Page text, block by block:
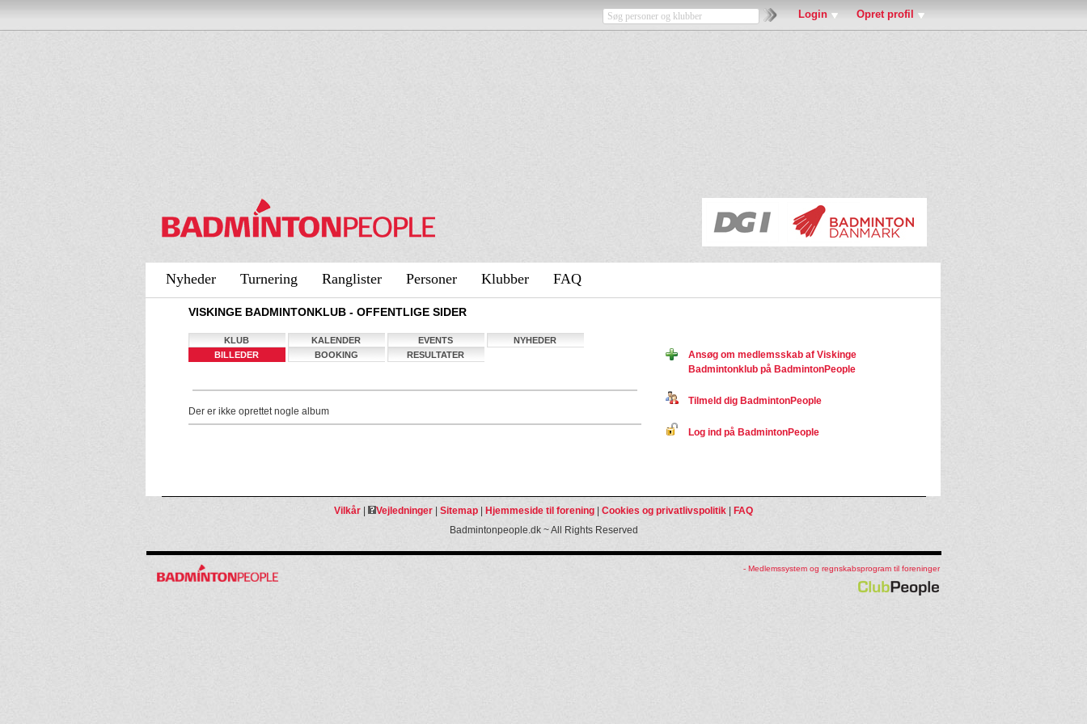
Login Opret profil
Nyheder Turnering Ranglister Personer Klubber FAQ
VISKINGE BADMINTONKLUB - OFFENTLIGE SIDER
KLUB KALENDER EVENTS
NYHEDER
BILLEDER
BOOKING RESULTATER
Der er ikke oprettet nogle album
Ansøg om medlemsskab af Viskinge
Badmintonklub på BadmintonPeople
Tilmeld dig BadmintonPeople
Log ind på BadmintonPeople
Vilkår Vejledninger Sitemap Hjemmeside til forening Cookies og privatlivspolitik
FAQ
Badmintonpeople.dk ~ All Rights Reserved
- Medlemssystem og regnskabsprogram til foreninger